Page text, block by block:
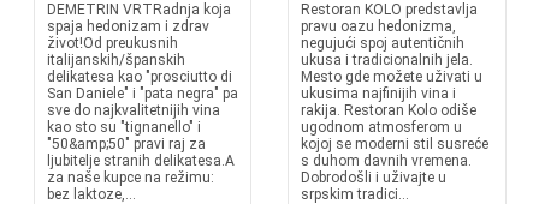
DEMETRIN VRTRadnja koja
spaja hedonizam i zdrav
život!Od preukusnih
italijanskih/španskih
delikatesa kao "prosciutto di
San Daniele" i "pata negra" pa
sve do najkvalitetnijih vina
kao sto su "tignanello" i
"50&amp;50" pravi raj za
ljubitelje stranih delikatesa.A
za naše kupce na režimu:
bez laktoze,...
Restoran KOLO predstavlja
pravu oazu hedonizma,
negujući spoj autentičnih
ukusa i tradicionalnih jela.
Mesto gde možete uživati u
ukusima najfinijih vina i
rakija. Restoran Kolo odiše
ugodnom atmosferom u
kojoj se moderni stil susreće
s duhom davnih vremena.
Dobrodošli i uživajte u
srpskim tradici...